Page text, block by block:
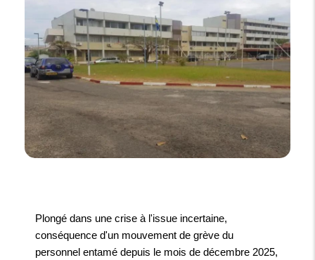
Plongé dans une crise à l'issue incertaine,
conséquence d'un mouvement de grève du
personnel entamé depuis le mois de décembre 2025,